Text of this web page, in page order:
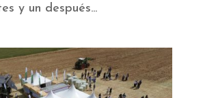
y un después...